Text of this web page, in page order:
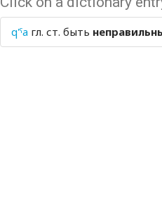
q'ˤa гл. ст. быть